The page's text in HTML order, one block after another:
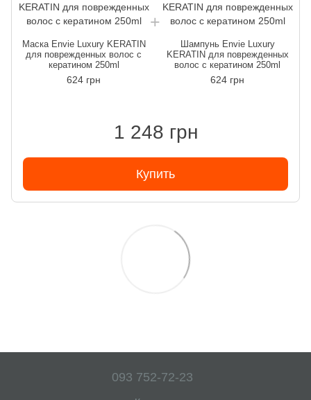
Маска Envie Luxury KERATIN
для поврежденных волос с
кератином 250ml
624 грн
Шампунь Envie Luxury
KERATIN для поврежденных
волос с кератином 250ml
624 грн
1 248 грн
Купить
093 752-72-23